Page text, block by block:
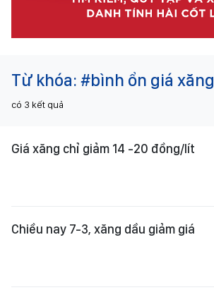
Từ khóa: #bình ổn giá xăng
có 3 kết quả
Giá xăng chỉ giảm 14 -20 đồng/lít
Chiều nay 7-3, xăng dầu giảm giá